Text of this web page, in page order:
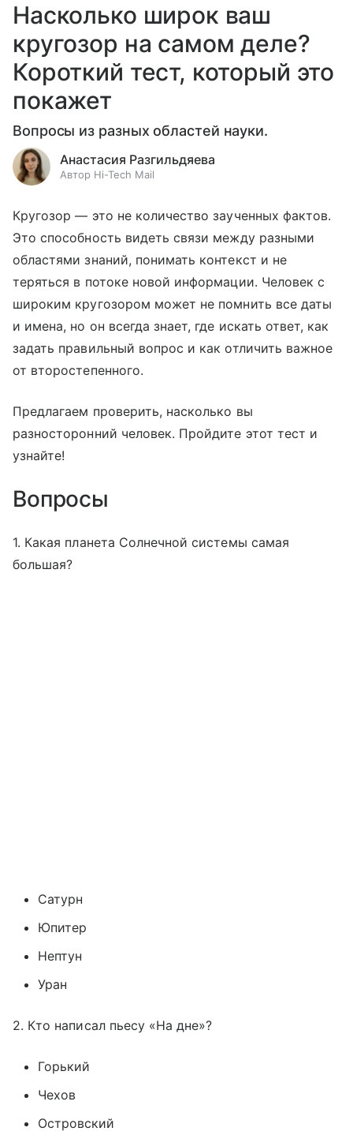
Насколько широк ваш
кругозор на самом деле?
Короткий тест, который это
покажет
Вопросы из разных областей науки.
Анастасия Разгильдяева
Автор Hi-Tech Mail
Кругозор — это не количество заученных фактов.
Это способность видеть связи между разными
областями знаний, понимать контекст и не
теряться в потоке новой информации. Человек с
широким кругозором может не помнить все даты
и имена, но он всегда знает, где искать ответ, как
задать правильный вопрос и как отличить важное
от второстепенного.
Предлагаем проверить, насколько вы
разносторонний человек. Пройдите этот тест и
узнайте!
Вопросы
1. Какая планета Солнечной системы самая
большая?
Сатурн
Юпитер
Нептун
Уран
2. Кто написал пьесу «На дне»?
Горький
Чехов
Островский